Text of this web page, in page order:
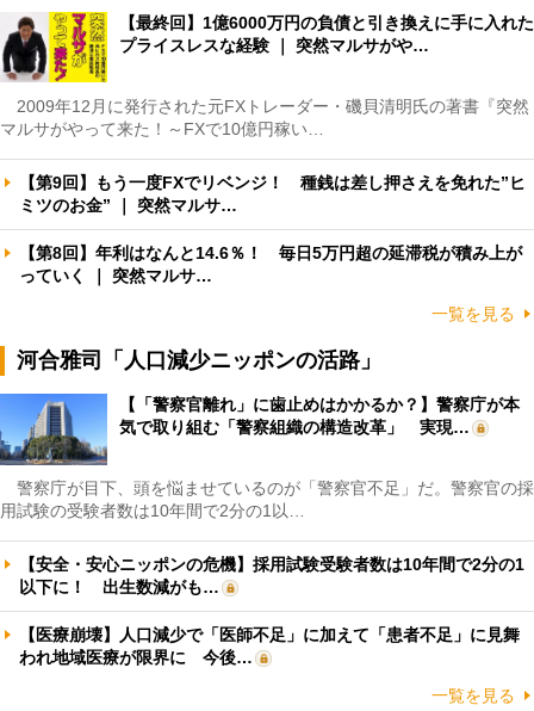
【最終回】1億6000万円の負債と引き換えに手に入れた
プライスレスな経験 ｜ 突然マルサがや…
2009年12月に発行された元FXトレーダー・磯貝清明氏の著書『突然
マルサがやって来た！～FXで10億円稼い…
【第9回】もう一度FXでリベンジ！ 種銭は差し押さえを免れた”ヒ
ミツのお金” ｜ 突然マルサ…
【第8回】年利はなんと14.6％！ 毎日5万円超の延滞税が積み上が
っていく ｜ 突然マルサ…
一覧を見る
河合雅司「人口減少ニッポンの活路」
【「警察官離れ」に歯止めはかかるか？】警察庁が本
気で取り組む「警察組織の構造改革」 実現…
警察庁が目下、頭を悩ませているのが「警察官不足」だ。警察官の採
用試験の受験者数は10年間で2分の1以…
【安全・安心ニッポンの危機】採用試験受験者数は10年間で2分の1
以下に！ 出生数減がも…
【医療崩壊】人口減少で「医師不足」に加えて「患者不足」に見舞
われ地域医療が限界に 今後…
一覧を見る